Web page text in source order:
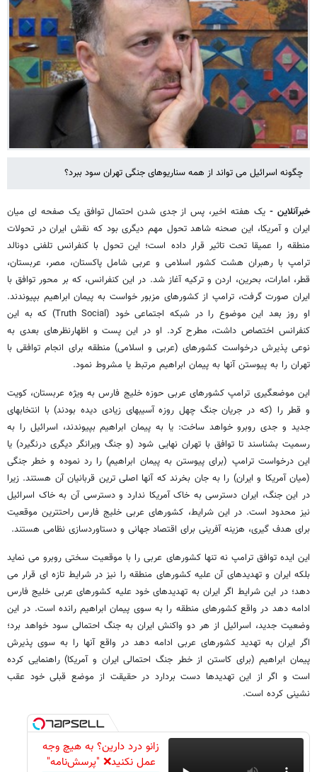
چگونه اسرائیل می تواند از همه سناریوهای جنگی تهران سود ببرد؟
خبرآنلاین - یک هفته اخیر، پس از جدی شدن احتمال توافق یک صفحه ای میان
ایران و آمریکا، این صحنه شاهد تحول مهم دیگری بود که نقش ایران در تحولات
منطقه را عمیقا تحت تاثیر قرار داده است؛ این تحول با کنفرانس تلفنی دونالد
ترامپ با رهبران هشت کشور اسلامی و عربی شامل پاکستان، مصر، عربستان،
قطر، امارات، بحرین، اردن و ترکیه آغاز شد. در این کنفرانس، که بر محور توافق با
ایران صورت گرفت، ترامپ از کشورهای مزبور خواست به پیمان ابراهیم بپیوندند.
او روز بعد این موضوع را در شبکه اجتماعی خود (Truth Social) که به این
کنفرانس اختصاص داشت، مطرح کرد. او در این پست و اظهارنظرهای بعدی به
نوعی پذیرش درخواست کشورهای (عربی و اسلامی) منطقه برای انجام توافقی با
تهران را به پیوستن آنها به پیمان ابراهیم مرتبط یا مشروط نمود.
این موضعگیری ترامپ کشورهای عربی حوزه خلیج فارس به ویژه عربستان، کویت
و قطر را (که در جریان جنگ چهل روزه آسیبهای زیادی دیده بودند) با انتخابهای
جدید و جدی روبرو خواهد ساخت: یا به پیمان ابراهیم بپیوندند، اسرائیل را به
رسمیت بشناسند تا توافق با تهران نهایی شود (و جنگ ویرانگر دیگری درنگیرد) یا
این درخواست ترامپ (برای پیوستن به پیمان ابراهیم) را رد نموده و خطر جنگی
(میان آمریکا و ایران) را به جان بخرند که آنها اصلی ترین قربانیان آن هستند. زیرا
در این جنگ، ایران دسترسی به خاک آمریکا ندارد و دسترسی آن به خاک اسرائیل
نیز محدود است. در این شرایط، کشورهای عربی خلیج فارس راحتترین موقعیت
برای هدف گیری، هزینه آفرینی برای اقتصاد جهانی و دستاوردسازی نظامی هستند.
این ایده توافق ترامپ نه تنها کشورهای عربی را با موقعیت سختی روبرو می نماید
بلکه ایران و تهدیدهای آن علیه کشورهای منطقه را نیز در شرایط تازه ای قرار می
دهد؛ در این شرایط اگر ایران به تهدیدهای خود علیه کشورهای عربی خلیج فارس
ادامه دهد در واقع کشورهای منطقه را به سوی پیمان ابراهیم رانده است. در این
وضعیت جدید، اسرائیل از هر دو واکنش ایران به جنگ احتمالی سود خواهد برد؛
اگر ایران به تهدید کشورهای عربی ادامه دهد در واقع آنها را به سوی پذیرش
پیمان ابراهیم (برای کاستن از خطر جنگ احتمالی ایران و آمریکا) راهنمایی کرده
است و اگر از این تهدیدها دست بردارد در حقیقت از موضع قبلی خود عقب
نشینی کرده است.
زانو درد دارین؟ به هیچ وجه
عمل نکنید❌ "پرسش‌نامه"